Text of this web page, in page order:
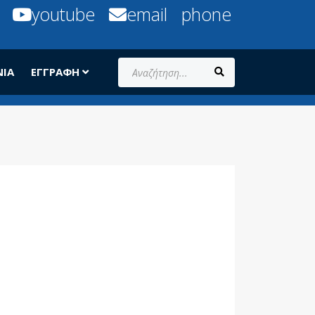
youtube email phone
ΕΓΓΡΑΦΉ Αναζήτηση...